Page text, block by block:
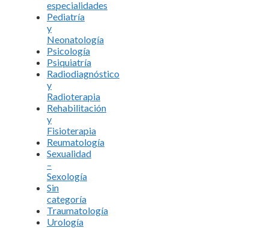
especialidades
Pediatría
y
Neonatología
Psicología
Psiquiatría
Radiodiagnóstico
y
Radioterapia
Rehabilitación
y
Fisioterapia
Reumatología
Sexualidad
–
Sexología
Sin
categoría
Traumatología
Urología